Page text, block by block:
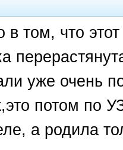
в том, что
уже очень
потом по
а родила